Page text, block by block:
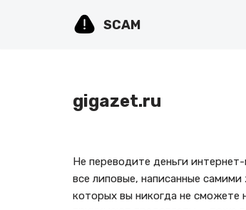
SCAM
gigazet.ru
Не переводите деньги
все липовые, написанные
которых вы никогда не сможете